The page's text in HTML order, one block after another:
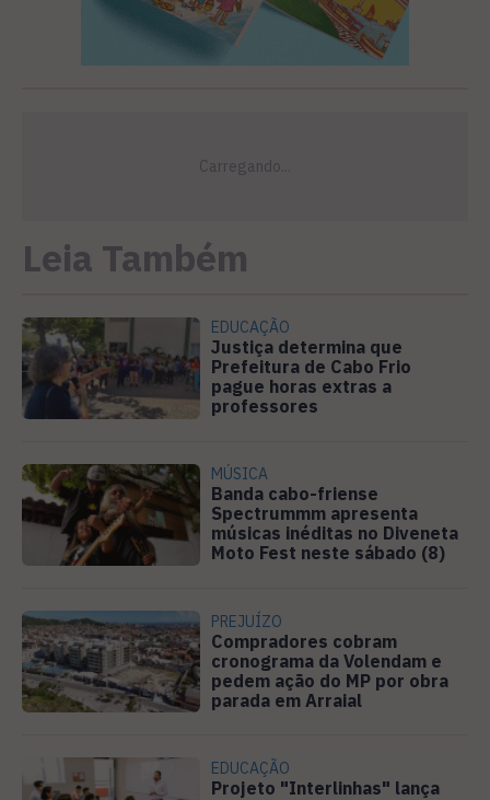
Leia Também
EDUCAÇÃO
Justiça determina que
Prefeitura de Cabo Frio
pague horas extras a
professores
MÚSICA
Banda cabo-friense
Spectrummm apresenta
músicas inéditas no Diveneta
Moto Fest neste sábado (8)
PREJUÍZO
Compradores cobram
cronograma da Volendam e
pedem ação do MP por obra
parada em Arraial
EDUCAÇÃO
Projeto "Interlinhas" lança